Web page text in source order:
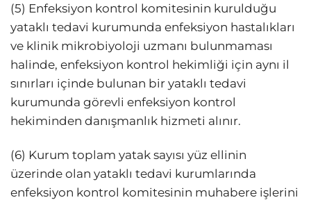
(5) Enfeksiyon kontrol komitesinin kurulduğu
yataklı tedavi kurumunda enfeksiyon hastalıkları
ve klinik mikrobiyoloji uzmanı bulunmaması
halinde, enfeksiyon kontrol hekimliği için aynı il
sınırları içinde bulunan bir yataklı tedavi
kurumunda görevli enfeksiyon kontrol
hekiminden danışmanlık hizmeti alınır.
(6) Kurum toplam yatak sayısı yüz ellinin
üzerinde olan yataklı tedavi kurumlarında
enfeksiyon kontrol komitesinin muhabere işlerini